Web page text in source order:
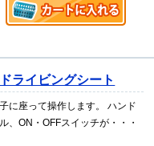
ライビングシート
に座って操作します。 ハンド
、ON・OFFスイッチが・・・